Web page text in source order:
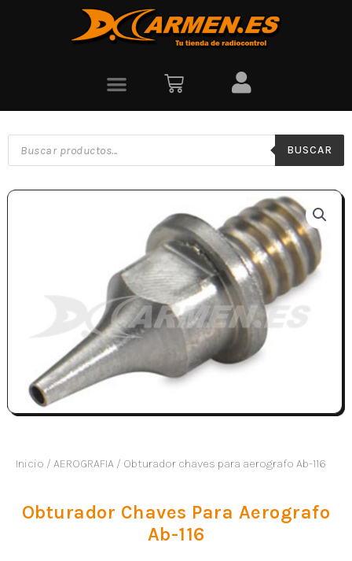
BUSCAR
Inicio / AEROGRAFIA / Obturador chaves para aerografo Ab-116
Obturador Chaves Para Aerografo
Ab-116